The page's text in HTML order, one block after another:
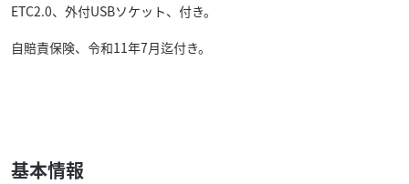
ETC2.0、外付USBソケット、付き。
自賠責保険、令和11年7月迄付き。
基本情報